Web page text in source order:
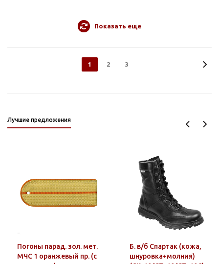
Показать еще
1 2 3
Лучшие предложения
Погоны парад. зол. мет.
МЧС 1 оранжевый пр. (с
Б. в/б Спартак (кожа,
шнуровка+молния)